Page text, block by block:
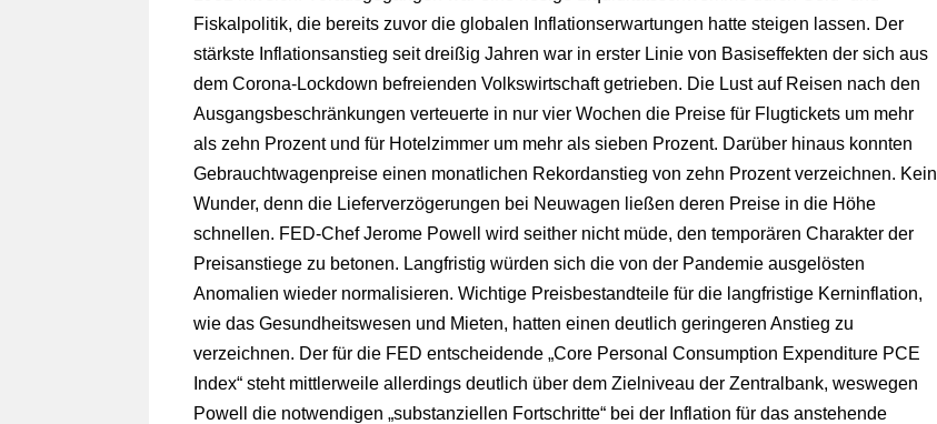
Fiskalpolitik, die bereits zuvor die globalen Inflationserwartungen hatte steigen lassen. Der
stärkste Inflationsanstieg seit dreißig Jahren war in erster Linie von Basiseffekten der sich aus
dem Corona-Lockdown befreienden Volkswirtschaft getrieben. Die Lust auf Reisen nach den
Ausgangsbeschränkungen verteuerte in nur vier Wochen die Preise für Flugtickets um mehr
als zehn Prozent und für Hotelzimmer um mehr als sieben Prozent. Darüber hinaus konnten
Gebrauchtwagenpreise einen monatlichen Rekordanstieg von zehn Prozent verzeichnen. Kein
Wunder, denn die Lieferverzögerungen bei Neuwagen ließen deren Preise in die Höhe
schnellen. FED-Chef Jerome Powell wird seither nicht müde, den temporären Charakter der
Preisanstiege zu betonen. Langfristig würden sich die von der Pandemie ausgelösten
Anomalien wieder normalisieren. Wichtige Preisbestandteile für die langfristige Kerninflation,
wie das Gesundheitswesen und Mieten, hatten einen deutlich geringeren Anstieg zu
verzeichnen. Der für die FED entscheidende „Core Personal Consumption Expenditure PCE
Index“ steht mittlerweile allerdings deutlich über dem Zielniveau der Zentralbank, weswegen
Powell die notwendigen „substanziellen Fortschritte“ bei der Inflation für das anstehende